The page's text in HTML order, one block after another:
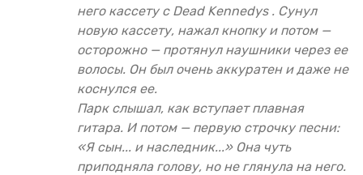
него кассету с Dead Kennedys . Сунул
новую кассету, нажал кнопку и потом —
осторожно — протянул наушники через ее
волосы. Он был очень аккуратен и даже не
коснулся ее.
Парк слышал, как вступает плавная
гитара. И потом — первую строчку песни:
«Я сын... и наследник...» Она чуть
приподняла голову, но не глянула на него.